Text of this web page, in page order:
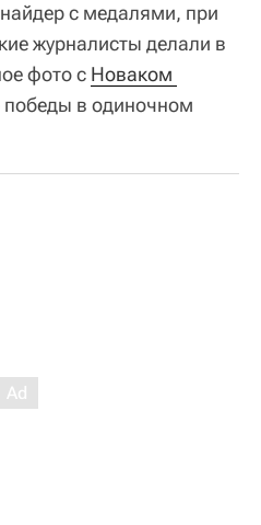
с медалями, при
журналисты делали в
фото с Новаком
победы в одиночном